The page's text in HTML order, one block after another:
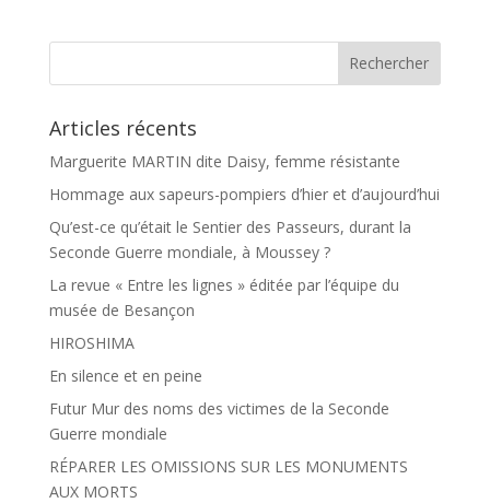
o e
Articles récents
Marguerite MARTIN dite Daisy, femme résistante
Hommage aux sapeurs-pompiers d’hier et d’aujourd’hui
Qu’est-ce qu’était le Sentier des Passeurs, durant la
Seconde Guerre mondiale, à Moussey ?
La revue « Entre les lignes » éditée par l’équipe du
musée de Besançon
HIROSHIMA
En silence et en peine
Futur Mur des noms des victimes de la Seconde
Guerre mondiale
RÉPARER LES OMISSIONS SUR LES MONUMENTS
AUX MORTS